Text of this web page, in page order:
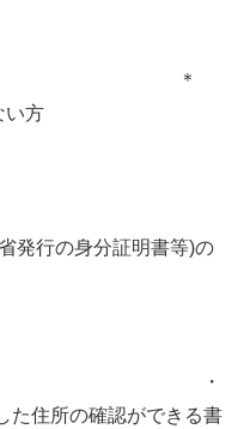
い方
の身分証明書等)の
た住所の確認ができる書